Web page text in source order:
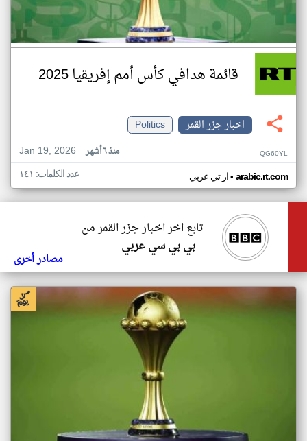
قائمة هدافي كأس أمم إفريقيا 2025
اخبار جزر القمر
Politics
Jan 19, 2026
منذ ٦ أشهر QG60YL
ار تي عربي• arabic.rt.com عدد الكلمات: ١٤١
تابع اخر اخبار جزر القمر من
بي بي سي عربي
مصادر أخرى